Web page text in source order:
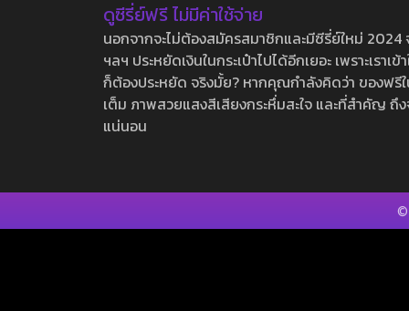
ดูซีรี่ย์ฟรี ไม่มีค่าใช้จ่าย
นอกจากจะไม่ต้องสมัครสมาชิกและมีซีรี่ย์ใหม่
ฯลฯ ประหยัดเงินในกระเป๋าไปได้อีกเยอะ เพราะเร
ก็ต้องประหยัด จริงมั้ย? หากคุณกำลังคิดว่า ของฟ
เต็ม ภาพสวยแสงสีเสียงกระหึ่มสะใจ และที่สำคัญ
แน่นอน
©